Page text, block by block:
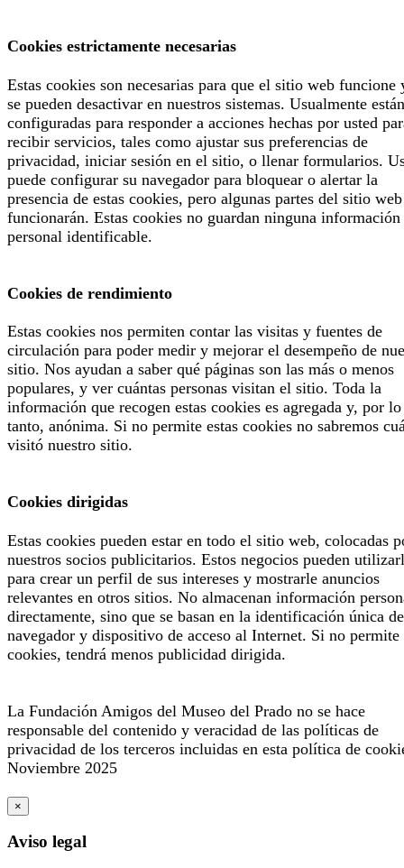
Cookies estrictamente necesarias
Estas cookies son necesarias para que el sitio web funcione
se pueden desactivar en nuestros sistemas. Usualmente están
configuradas para responder a acciones hechas por usted
recibir servicios, tales como ajustar sus preferencias de
privacidad, iniciar sesión en el sitio, o llenar formularios.
puede configurar su navegador para bloquear o alertar la
presencia de estas cookies, pero algunas partes del sitio
funcionarán. Estas cookies no guardan ninguna información
personal identificable.
Cookies de rendimiento
Estas cookies nos permiten contar las visitas y fuentes de
circulación para poder medir y mejorar el desempeño de
sitio. Nos ayudan a saber qué páginas son las más o menos
populares, y ver cuántas personas visitan el sitio. Toda la
información que recogen estas cookies es agregada y, por lo
tanto, anónima. Si no permite estas cookies no sabremos
visitó nuestro sitio.
Cookies dirigidas
Estas cookies pueden estar en todo el sitio web, colocadas
nuestros socios publicitarios. Estos negocios pueden
para crear un perfil de sus intereses y mostrarle anuncios
relevantes en otros sitios. No almacenan información
directamente, sino que se basan en la identificación única
navegador y dispositivo de acceso al Internet. Si no permite
cookies, tendrá menos publicidad dirigida.
La Fundación Amigos del Museo del Prado no se hace
responsable del contenido y veracidad de las políticas de
privacidad de los terceros incluidas en esta política de
Noviembre 2025
×
Aviso legal